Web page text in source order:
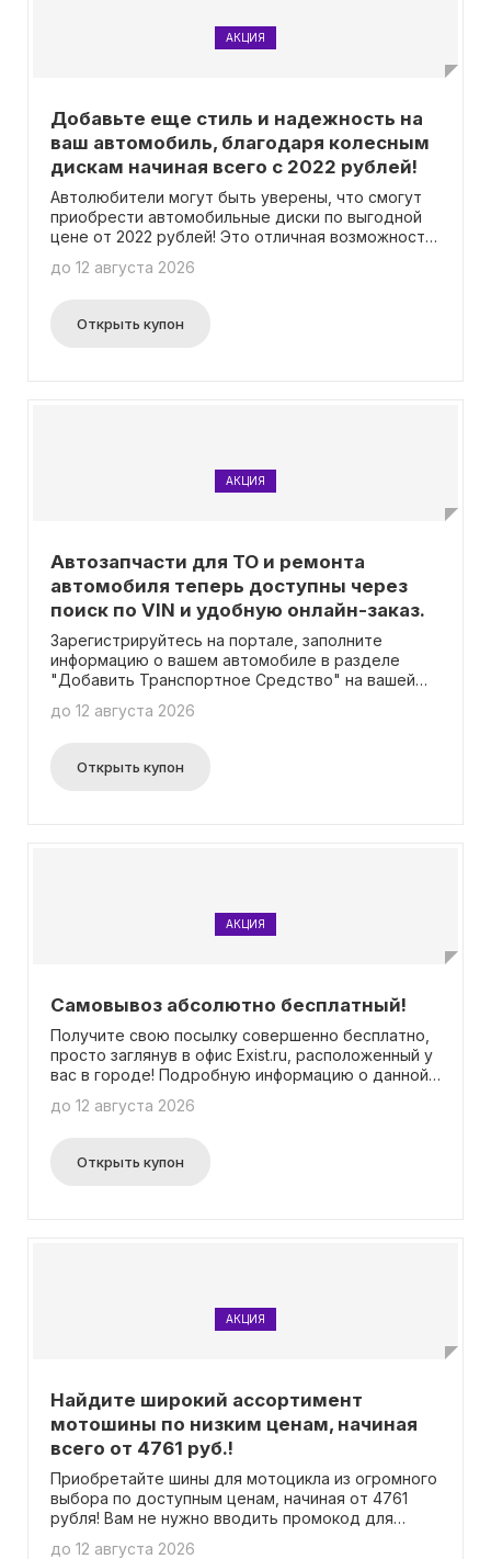
АКЦИЯ
Добавьте еще стиль и надежность на
ваш автомобиль, благодаря колесным
дискам начиная всего с 2022 рублей!
Автолюбители могут быть уверены, что смогут
приобрести автомобильные диски по выгодной
цене от 2022 рублей! Это отличная возможность
лишних затрат. Мы рады сообщить, что для
требуется ввод промокода. Вам необходимо
всего лишь выбрать подходящие диски из
до 12 августа 2026
Открыть купон
АКЦИЯ
Автозапчасти для ТО и ремонта
автомобиля теперь доступны через
поиск по VIN и удобную онлайн-заказ.
Зарегистрируйтесь на портале, заполните
информацию о вашем автомобиле в разделе
"Добавить Транспортное Средство" на вашей
функцией "Запрос по VIN", чтобы найти и заказать
вводить промокод.
до 12 августа 2026
Открыть купон
АКЦИЯ
Самовывоз абсолютно бесплатный!
Получите свою посылку совершенно бесплатно,
просто заглянув в офис Exist.ru, расположенный у
вас в городе! Подробную информацию о данной
странице. Отличительной чертой этого
необходимости вводить промокод.
до 12 августа 2026
Открыть купон
АКЦИЯ
Найдите широкий ассортимент
мотошины по низким ценам, начиная
всего от 4761 руб.!
Приобретайте шины для мотоцикла из огромного
выбора по доступным ценам, начиная от 4761
рубля! Вам не нужно вводить промокод для
до 12 августа 2026